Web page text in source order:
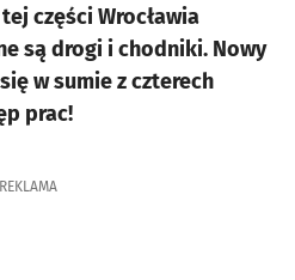
części Wrocławia
są drogi i chodniki. Nowy
w sumie z czterech
prac!
REKLAMA